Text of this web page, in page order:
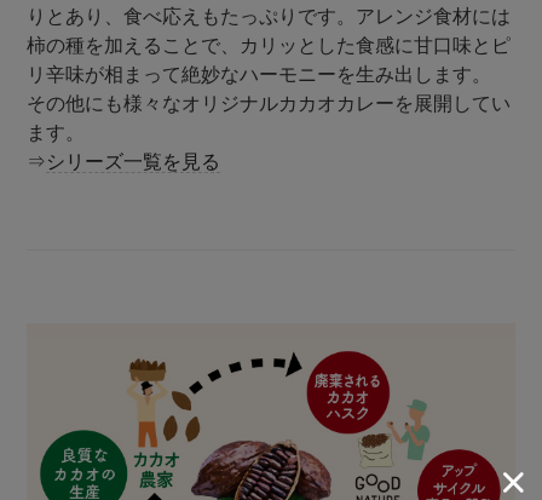
りとあり、食べ応えもたっぷりです。アレンジ食材には
柿の種を加えることで、カリッとした食感に甘口味とピ
リ辛味が相まって絶妙なハーモニーを生み出します。
その他にも様々なオリジナルカカオカレーを展開してい
ます。
⇒シリーズ一覧を見る